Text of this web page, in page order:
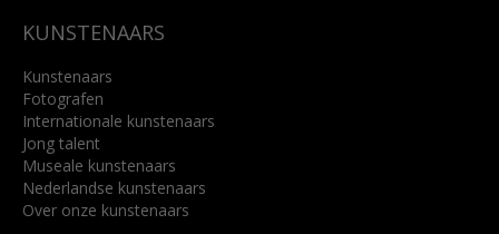
KUNSTENAARS
Kunstenaars
Fotografen
Internationale kunstenaars
Jong talent
Museale kunstenaars
Nederlandse kunstenaars
Over onze kunstenaars